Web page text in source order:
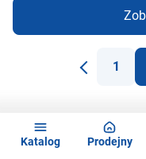
Katalog Prodejny
Předchozí
1
Použité obrázky jsou
mohou v průběhu